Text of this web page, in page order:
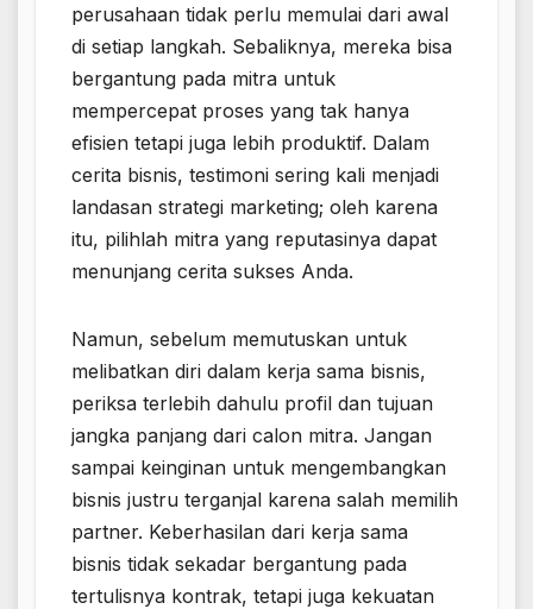
perusahaan tidak perlu memulai dari awal
di setiap langkah. Sebaliknya, mereka bisa
bergantung pada mitra untuk
mempercepat proses yang tak hanya
efisien tetapi juga lebih produktif. Dalam
cerita bisnis, testimoni sering kali menjadi
landasan strategi marketing; oleh karena
itu, pilihlah mitra yang reputasinya dapat
menunjang cerita sukses Anda.
Namun, sebelum memutuskan untuk
melibatkan diri dalam kerja sama bisnis,
periksa terlebih dahulu profil dan tujuan
jangka panjang dari calon mitra. Jangan
sampai keinginan untuk mengembangkan
bisnis justru terganjal karena salah memilih
partner. Keberhasilan dari kerja sama
bisnis tidak sekadar bergantung pada
tertulisnya kontrak, tetapi juga kekuatan